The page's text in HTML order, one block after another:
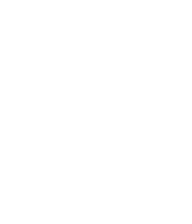
precios más bajos!
a partir de €17.6. Diseños de fútbol